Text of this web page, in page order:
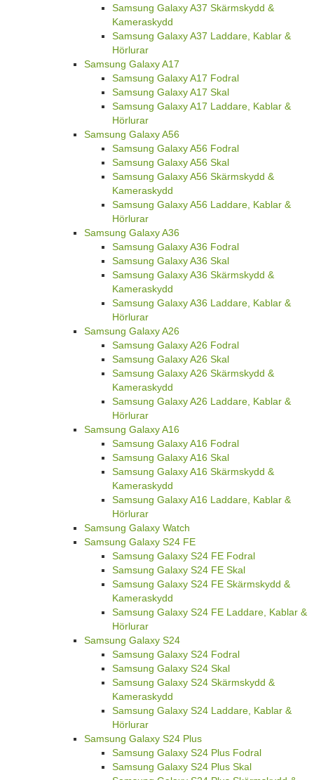
Samsung Galaxy A37 Skärmskydd &
Kameraskydd
Samsung Galaxy A37 Laddare, Kablar &
Hörlurar
Samsung Galaxy A17
Samsung Galaxy A17 Fodral
Samsung Galaxy A17 Skal
Samsung Galaxy A17 Laddare, Kablar &
Hörlurar
Samsung Galaxy A56
Samsung Galaxy A56 Fodral
Samsung Galaxy A56 Skal
Samsung Galaxy A56 Skärmskydd &
Kameraskydd
Samsung Galaxy A56 Laddare, Kablar &
Hörlurar
Samsung Galaxy A36
Samsung Galaxy A36 Fodral
Samsung Galaxy A36 Skal
Samsung Galaxy A36 Skärmskydd &
Kameraskydd
Samsung Galaxy A36 Laddare, Kablar &
Hörlurar
Samsung Galaxy A26
Samsung Galaxy A26 Fodral
Samsung Galaxy A26 Skal
Samsung Galaxy A26 Skärmskydd &
Kameraskydd
Samsung Galaxy A26 Laddare, Kablar &
Hörlurar
Samsung Galaxy A16
Samsung Galaxy A16 Fodral
Samsung Galaxy A16 Skal
Samsung Galaxy A16 Skärmskydd &
Kameraskydd
Samsung Galaxy A16 Laddare, Kablar &
Hörlurar
Samsung Galaxy Watch
Samsung Galaxy S24 FE
Samsung Galaxy S24 FE Fodral
Samsung Galaxy S24 FE Skal
Samsung Galaxy S24 FE Skärmskydd &
Kameraskydd
Samsung Galaxy S24 FE Laddare, Kablar &
Hörlurar
Samsung Galaxy S24
Samsung Galaxy S24 Fodral
Samsung Galaxy S24 Skal
Samsung Galaxy S24 Skärmskydd &
Kameraskydd
Samsung Galaxy S24 Laddare, Kablar &
Hörlurar
Samsung Galaxy S24 Plus
Samsung Galaxy S24 Plus Fodral
Samsung Galaxy S24 Plus Skal